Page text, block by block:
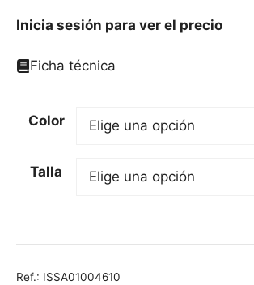
Inicia sesión para ver el precio
Ficha técnica
Color
Talla
Ref.: ISSA01004610